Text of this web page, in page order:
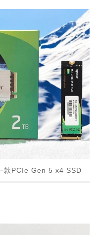
款PCIe Gen 5 x4 SSD